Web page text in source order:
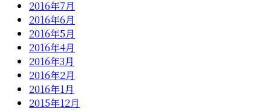
2016年7月
2016年6月
2016年5月
2016年4月
2016年3月
2016年2月
2016年1月
2015年12月